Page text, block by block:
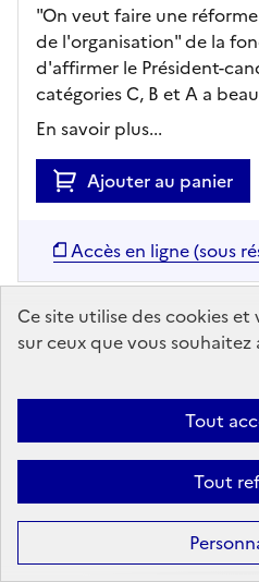
Ce site utilise des cookies
sur ceux que vous
Tout
Tout
"On veut faire une
de l'organisation" de la
d'affirmer le Président-
catégories C, B et A a
En savoir plus...
Ajouter au panier
Accès en ligne (sous
La santé